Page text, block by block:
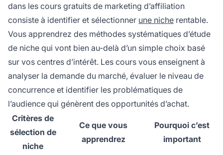
dans les cours gratuits de marketing d’affiliation
consiste à identifier et sélectionner une niche rentable.
Vous apprendrez des méthodes systématiques d’étude
de niche qui vont bien au-delà d’un simple choix basé
sur vos centres d’intérêt. Les cours vous enseignent à
analyser la demande du marché, évaluer le niveau de
concurrence et identifier les problématiques de
l’audience qui génèrent des opportunités d’achat.
Critères de
sélection de
niche
Ce que vous
apprendrez
Pourquoi c’est
important